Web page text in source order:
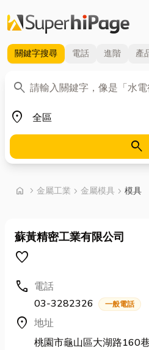
關鍵字搜尋 電話 進階 產
search
關鍵字
place
地區
search
home chevron_right 首頁
金屬工業 chevron_right 金屬模具 chevron_right 模具
蘇黃精密工業有限公司
favorite
call 電話
03-3282326
一般電話
location_on 地址
桃園市龜山區大湖路160